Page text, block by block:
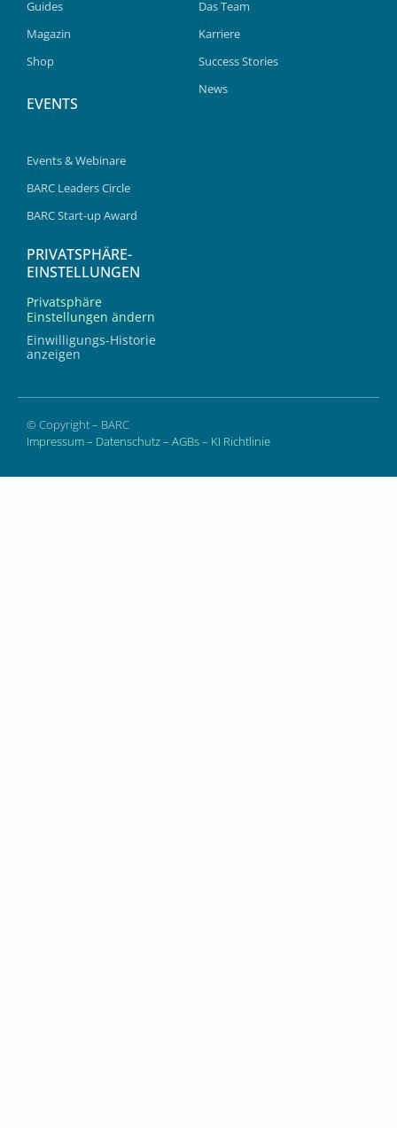
Guides
Magazin
Shop
EVENTS
Events & Webinare
BARC Leaders Circle
BARC Start-up Award
Das Team
Karriere
Success Stories
News
PRIVATSPHÄRE-
EINSTELLUNGEN
Privatsphäre
Einstellungen ändern
Einwilligungs-Historie
anzeigen
© Copyright – BARC
Impressum– Datenschutz– AGBs– KI Richtlinie